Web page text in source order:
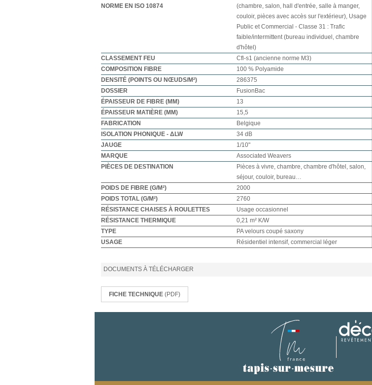
NORME EN ISO 10874
(chambre, salon, hall d'entrée, salle à manger,
couloir, pièces avec accès sur l'extérieur), Usage
Public et Commercial - Classe 31 : Trafic
faible/intermittent (bureau individuel, chambre
d'hôtel)
CLASSEMENT FEU
Cfl-s1 (ancienne norme M3)
COMPOSITION FIBRE
100 % Polyamide
DENSITÉ (POINTS OU NŒUDS/M²)
286375
DOSSIER
FusionBac
ÉPAISSEUR DE FIBRE (MM)
13
ÉPAISSEUR MATIÈRE (MM)
15,5
FABRICATION
Belgique
ISOLATION PHONIQUE - ΔLW
34 dB
JAUGE
1/10"
MARQUE
Associated Weavers
PIÈCES DE DESTINATION
Pièces à vivre, chambre, chambre d'hôtel, salon,
séjour, couloir, bureau…
POIDS DE FIBRE (G/M²)
2000
POIDS TOTAL (G/M²)
2760
RÉSISTANCE CHAISES À ROULETTES
Usage occasionnel
RÉSISTANCE THERMIQUE
0,21 m² K/W
TYPE
PA velours coupé saxony
USAGE
Résidentiel intensif, commercial léger
DOCUMENTS À TÉLÉCHARGER
FICHE TECHNIQUE (PDF)